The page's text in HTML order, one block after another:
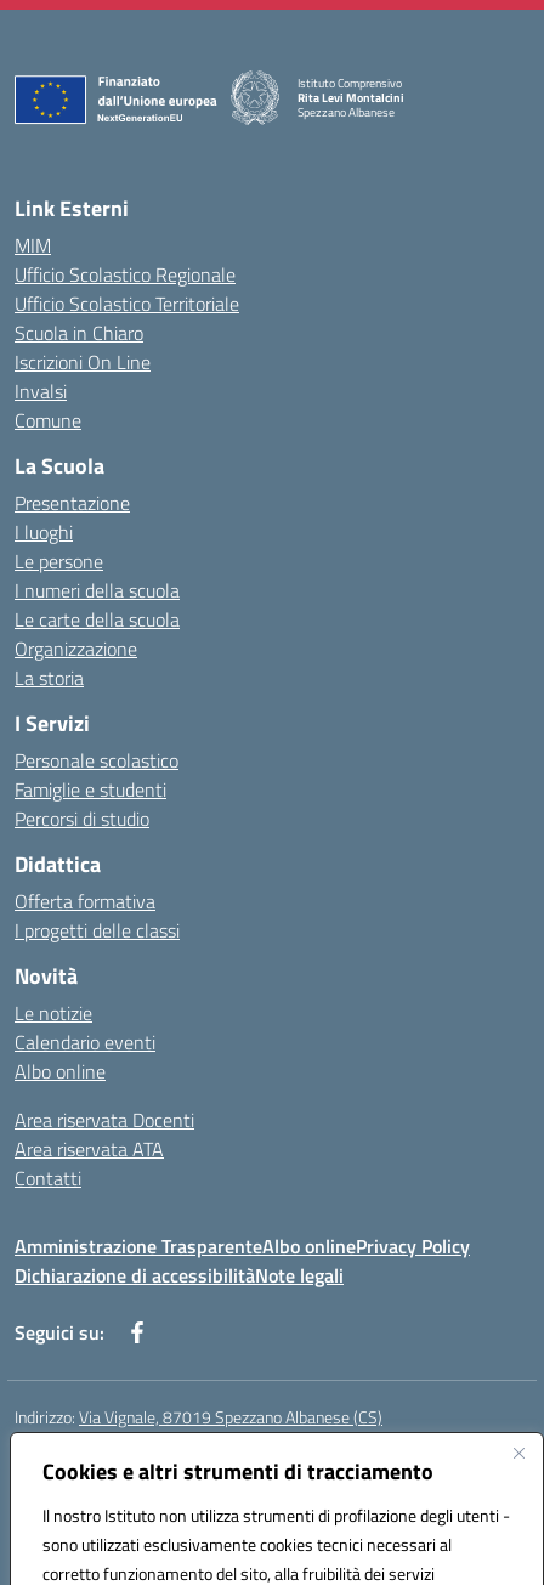
Cookies e altri strumenti di tracciamento
Il nostro Istituto non utilizza strumenti di profilazione degli utenti -
sono utilizzati esclusivamente cookies tecnici necessari al
corretto funzionamento del sito, alla fruibilità dei servizi
Istituto Comprensivo
Rita Levi Montalcini
Spezzano Albanese
— Visita la pagina iniziale della scuola
Link Esterni
MIM
Ufficio Scolastico Regionale
Ufficio Scolastico Territoriale
Scuola in Chiaro
Iscrizioni On Line
Invalsi
Comune
La Scuola
Presentazione
I luoghi
Le persone
I numeri della scuola
Le carte della scuola
Organizzazione
La storia
I Servizi
Personale scolastico
Famiglie e studenti
Percorsi di studio
Didattica
Offerta formativa
I progetti delle classi
Novità
Le notizie
Calendario eventi
Albo online
Area riservata Docenti
Area riservata ATA
Contatti
Amministrazione TrasparenteAlbo onlinePrivacy Policy
Dichiarazione di accessibilitàNote legali
Seguici su:
Indirizzo:Via Vignale, 87019 Spezzano Albanese (CS)
Centralino:
Posta elettronica certificata (PEC):csic878003@pec.istruzione.it
Codice fiscale: 94018300783
Codice meccanografico:CSIC878003
Codice Indice delle Pubbliche Amministrazioni (IPA): istsc_csic878003